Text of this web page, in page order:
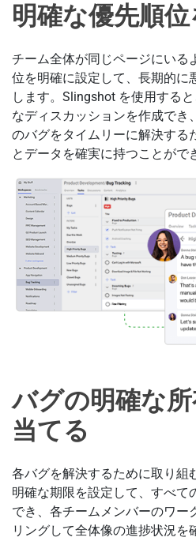
明確な優先順
チーム全体が同じページにいる
位を明確に設定して、長期的に
します。Slingshot を使用する
なディスカッションを作成でき
のバグをタイムリーに解決する
とデータを確実に持つことがで
バグの明確な
当てる
各バグを解決するために取り組
明確な期限を設定して、すべて
でき、各チームメンバーのワー
リングして全体像の進捗状況を